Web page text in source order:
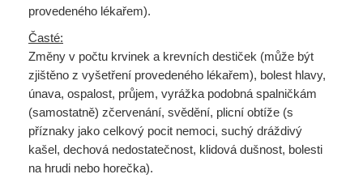
provedeného lékařem).
Časté:
Změny v počtu krvinek a krevních destiček (může být
zjištěno z vyšetření provedeného lékařem), bolest hlavy,
únava, ospalost, průjem, vyrážka podobná spalničkám
(samostatně) zčervenání, svědění, plicní obtíže (s
příznaky jako celkový pocit nemoci, suchý dráždivý
kašel, dechová nedostatečnost, klidová dušnost, bolesti
na hrudi nebo horečka).